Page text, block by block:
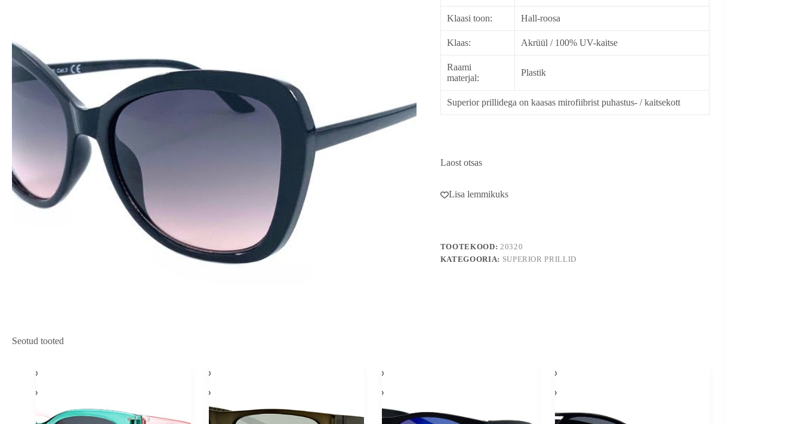
Klaasi toon: Hall-roosa
Klaas: Akrüül / 100% UV-kaitse
Raami
materjal:
Plastik
Superior prillidega on kaasas mirofiibrist puhastus- / kaitsekott
Laost otsas
Lisa lemmikuks
TOOTEKOOD: 20320
KATEGOORIA: SUPERIOR PRILLID
Seotud tooted